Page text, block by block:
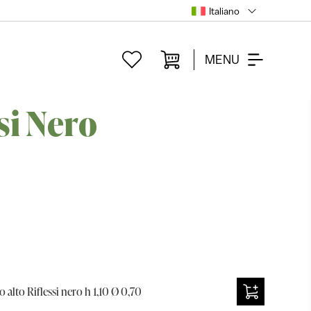
Italiano
MENU
Nero
alto Riflessi nero h 1,10 Ø 0,70